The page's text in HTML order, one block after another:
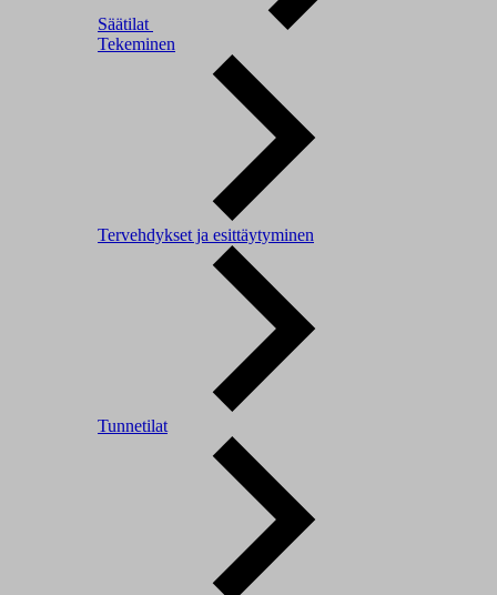
Säätilat
Tekeminen
Tervehdykset ja esittäytyminen
Tunnetilat